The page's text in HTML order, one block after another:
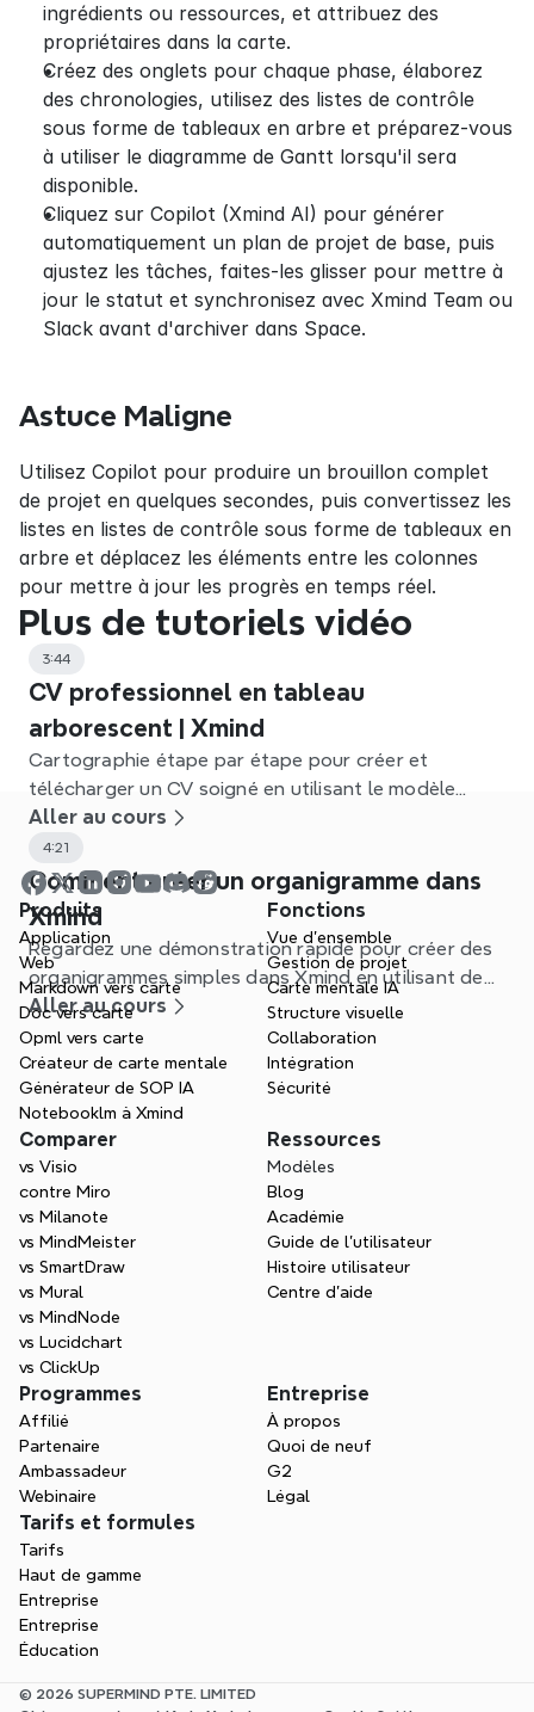
ingrédients ou ressources, et attribuez des
propriétaires dans la carte.
Créez des onglets pour chaque phase, élaborez
des chronologies, utilisez des listes de contrôle
sous forme de tableaux en arbre et préparez-vous
à utiliser le diagramme de Gantt lorsqu'il sera
disponible.
Cliquez sur Copilot (Xmind AI) pour générer
automatiquement un plan de projet de base, puis
ajustez les tâches, faites-les glisser pour mettre à
jour le statut et synchronisez avec Xmind Team ou
Slack avant d'archiver dans Space.
Astuce Maligne
Utilisez Copilot pour produire un brouillon complet
de projet en quelques secondes, puis convertissez les
listes en listes de contrôle sous forme de tableaux en
arbre et déplacez les éléments entre les colonnes
pour mettre à jour les progrès en temps réel.
Plus de tutoriels vidéo
3:44
CV professionnel en tableau
arborescent | Xmind
Cartographie étape par étape pour créer et
télécharger un CV soigné en utilisant le modèle
Arbre Tableau de Xmind.
Aller au cours
4:21
Comment créer un organigramme dans
Xmind
Regardez une démonstration rapide pour créer des
organigrammes simples dans Xmind en utilisant des
modèles et des fonctionnalités de mind-mapping.
Aller au cours
Produits
Application
Web
Markdown vers carte
Doc vers carte
Opml vers carte
Créateur de carte mentale
Générateur de SOP IA
Notebooklm à Xmind
Fonctions
Vue d'ensemble
Gestion de projet
Carte mentale IA
Structure visuelle
Collaboration
Intégration
Sécurité
Comparer
vs Visio
contre Miro
vs Milanote
vs MindMeister
vs SmartDraw
vs Mural
vs MindNode
vs Lucidchart
vs ClickUp
Ressources
Modèles
Blog
Académie
Guide de l’utilisateur
Histoire utilisateur
Centre d'aide
Programmes
Affilié
Partenaire
Ambassadeur
Webinaire
Entreprise
À propos
Quoi de neuf
G2
Légal
Tarifs et formules
Tarifs
Haut de gamme
Entreprise
Entreprise
Éducation
© 2026 SUPERMIND PTE. LIMITED